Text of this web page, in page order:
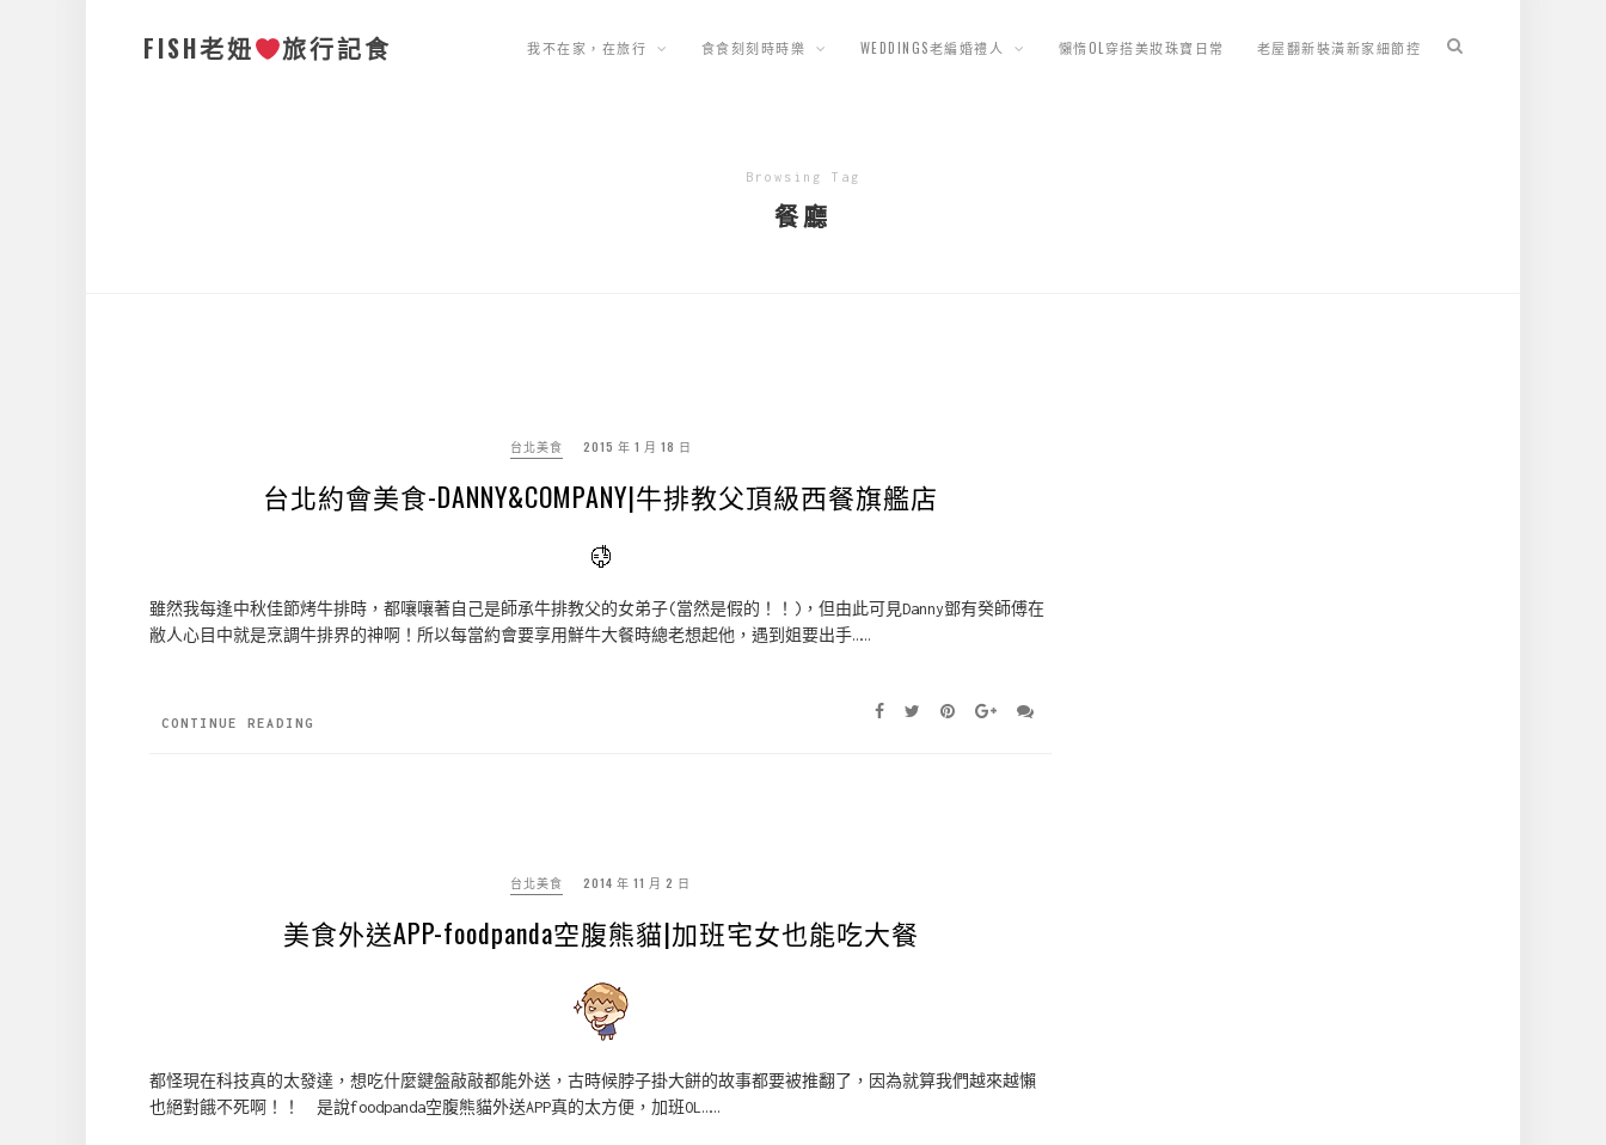
FISH老妞 旅行記食 我不在家，在旅行 食食刻刻時時樂 WEDDINGS老編婚禮人 懶惰OL穿搭美妝珠寶日常 老屋翻新裝潢新家細節控
Browsing Tag
餐廳
台北美食 2015 年 1 月 18 日
台北約會美食-DANNY&COMPANY|牛排教父頂級西餐旗艦店
雖然我每逢中秋佳節烤牛排時，都嚷嚷著自己是師承牛排教父的女弟子(當然是假的！！)，但由此可見Danny鄧有癸師傅在
敝人心目中就是烹調牛排界的神啊！所以每當約會要享用鮮牛大餐時總老想起他，遇到姐要出手……
CONTINUE READING
台北美食 2014 年 11 月 2 日
美食外送APP-foodpanda空腹熊貓|加班宅女也能吃大餐
都怪現在科技真的太發達，想吃什麼鍵盤敲敲都能外送，古時候脖子掛大餅的故事都要被推翻了，因為就算我們越來越懶
也絕對餓不死啊！！ 是說foodpanda空腹熊貓外送APP真的太方便，加班OL……